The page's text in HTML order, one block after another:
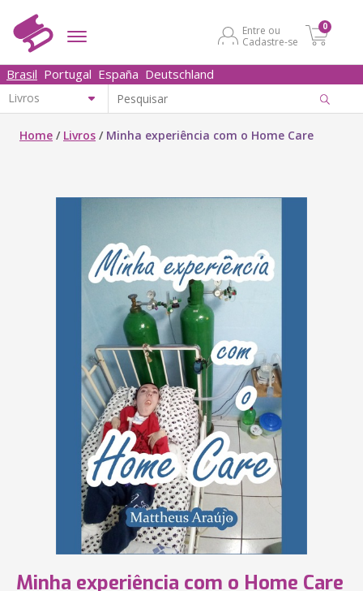
Entre ou
Cadastre-se
0
Brasil Portugal España Deutschland
Home / Livros / Minha experiência com o Home Care
Minha experiência com o Home Care